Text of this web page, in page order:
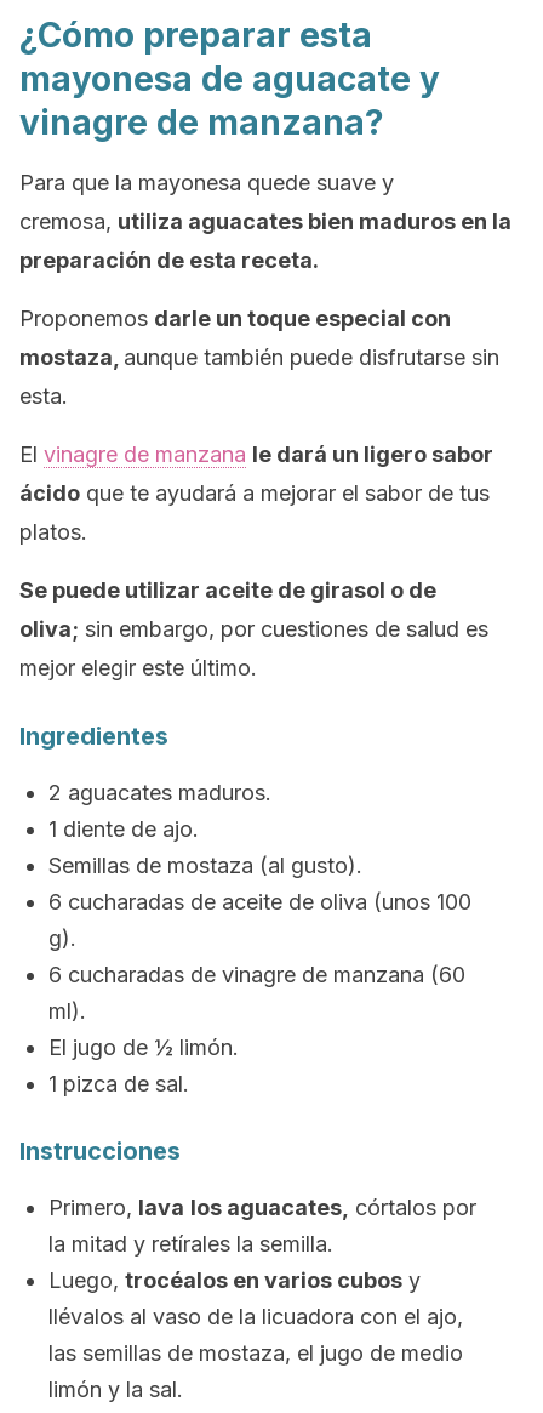
¿Cómo preparar esta
mayonesa de aguacate y
vinagre de manzana?
Para que la mayonesa quede suave y
cremosa, utiliza aguacates bien maduros en la
preparación de esta receta.
Proponemos darle un toque especial con
mostaza, aunque también puede disfrutarse sin
esta.
El vinagre de manzana le dará un ligero sabor
ácido que te ayudará a mejorar el sabor de tus
platos.
Se puede utilizar aceite de girasol o de
oliva; sin embargo, por cuestiones de salud es
mejor elegir este último.
Ingredientes
2 aguacates maduros.
1 diente de ajo.
Semillas de mostaza (al gusto).
6 cucharadas de aceite de oliva (unos 100
g).
6 cucharadas de vinagre de manzana (60
ml).
El jugo de ½ limón.
1 pizca de sal.
Instrucciones
Primero, lava los aguacates, córtalos por
la mitad y retírales la semilla.
Luego, trocéalos en varios cubos y
llévalos al vaso de la licuadora con el ajo,
las semillas de mostaza, el jugo de medio
limón y la sal.